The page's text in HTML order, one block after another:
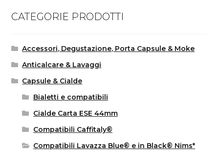
CATEGORIE PRODOTTI
Accessori, Degustazione, Porta Capsule & Moke
Anticalcare & Lavaggi
Capsule & Cialde
Bialetti e compatibili
Cialde Carta ESE 44mm
Compatibili Caffitaly®
Compatibili Lavazza Blue® e in Black® Nims*